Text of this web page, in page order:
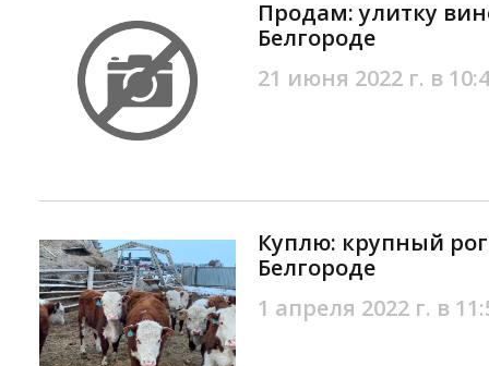
Продам: улитку
Белгороде
21 июня 2022 г. в
Куплю: крупный
Белгороде
1 апреля 2022 г. в